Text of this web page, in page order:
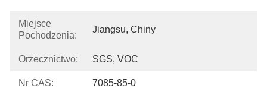
Miejsce
Pochodzenia:
Jiangsu, Chiny
Orzecznictwo: SGS, VOC
Nr CAS: 7085-85-0